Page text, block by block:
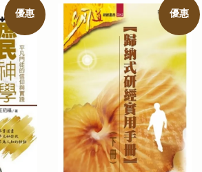
優惠 優惠